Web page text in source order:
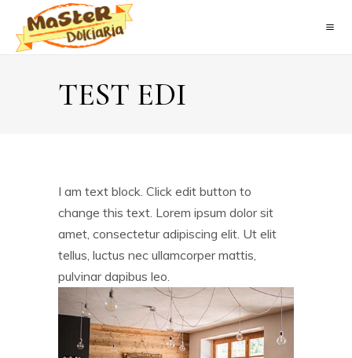
TEST EDI
I am text block. Click edit button to
change this text. Lorem ipsum dolor sit
amet, consectetur adipiscing elit. Ut elit
tellus, luctus nec ullamcorper mattis,
pulvinar dapibus leo.